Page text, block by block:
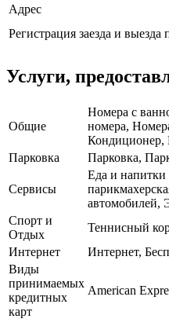
Адрес
Регистрация заезда и выезда
Услуги,
Общие
Номера с
номера,
Кондиционер,
Парковка
Парковка,
Сервисы
Еда и напитки
автомобилей,
Спорт и
Отдых
Теннисный
Интернет
Интернет,
Виды
принимаемых
кредитных
карт
American